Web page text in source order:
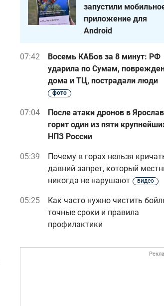
запустили
приложение для
Android
07:42
Восемь КАБов за 8 минут: РФ
ударила по Сумам,
дома и ТЦ, пострадали люди
фото
07:04
После атаки дронов в
горит один из пяти
НПЗ России
05:39
Почему в горах нельзя
давний запрет, который
никогда не нарушают
видео
05:25
Как часто нужно чистить
точные сроки и правила
профилактики